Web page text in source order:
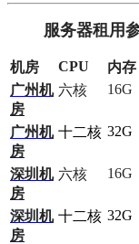
服务器租用
机房 CPU 内存
广州机
房
六核 16G
广州机
房
十二核 32G
深圳机
房
六核 16G
深圳机
房
十二核 32G